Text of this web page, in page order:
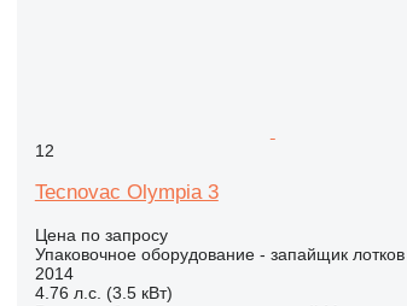
12
Tecnovac Olympia 3
Цена по запросу
Упаковочное оборудование - запайщик лотков
2014
4.76 л.с. (3.5 кВт)